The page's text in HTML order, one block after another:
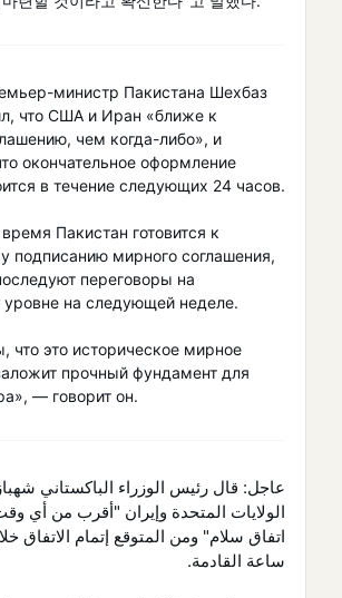
министр Пакистана Шехбаз
что США и Иран «ближе к
чем когда-либо», и
окончательное оформление
в течение следующих 24 часов.
Пакистан готовится к
подписанию мирного соглашения,
переговоры на
уровне на следующей неделе.
что это историческое мирное
прочный фундамент для
— говорит он.
عاجل: قال رئيس الوزراء الباكستاني
الولايات المتحدة وإيران "أقرب من أي
ساعة القادمة.